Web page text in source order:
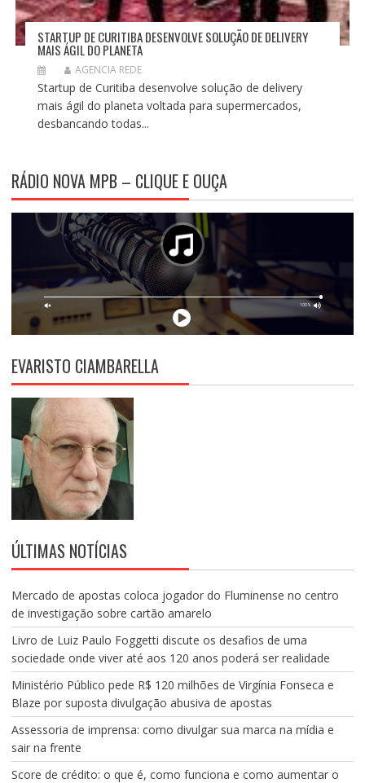
STARTUP DE CURITIBA DESENVOLVE SOLUÇÃO DE DELIVERY
MAIS ÁGIL DO PLANETA
AGENCIA REDE
Startup de Curitiba desenvolve solução de delivery
mais ágil do planeta voltada para supermercados,
desbancando todas...
RÁDIO NOVA MPB – CLIQUE E OUÇA
EVARISTO CIAMBARELLA
ÚLTIMAS NOTÍCIAS
Mercado de apostas coloca jogador do Fluminense no centro
de investigação sobre cartão amarelo
Livro de Luiz Paulo Foggetti discute os desafios de uma
sociedade onde viver até aos 120 anos poderá ser realidade
Ministério Público pede R$ 120 milhões de Virgínia Fonseca e
Blaze por suposta divulgação abusiva de apostas
Assessoria de imprensa: como divulgar sua marca na mídia e
sair na frente
Score de crédito: o que é, como funciona e como aumentar o